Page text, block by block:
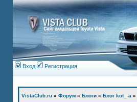
Вход Регистрация
VistaClub.ru » Форум » Блоги » Блог kot_-а »